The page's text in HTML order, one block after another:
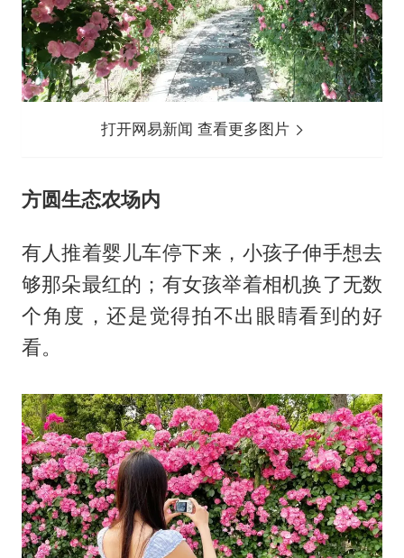
打开网易新闻 查看更多图片
方圆生态农场内
有人推着婴儿车停下来，小孩子伸手想去
够那朵最红的；有女孩举着相机换了无数
个角度，还是觉得拍不出眼睛看到的好
看。